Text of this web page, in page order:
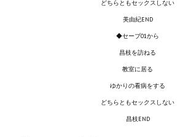
Doom 3 Remaster Fan Edition
Quake III Arena Remaster Fan Edition
Sacred Gold Remaster Fan Edition
どちらともセックスしない
美由紀END
◆セーブ01から
昌枝を訪ねる
教室に居る
ゆかりの看病をする
どちらともセックスしない
昌枝END